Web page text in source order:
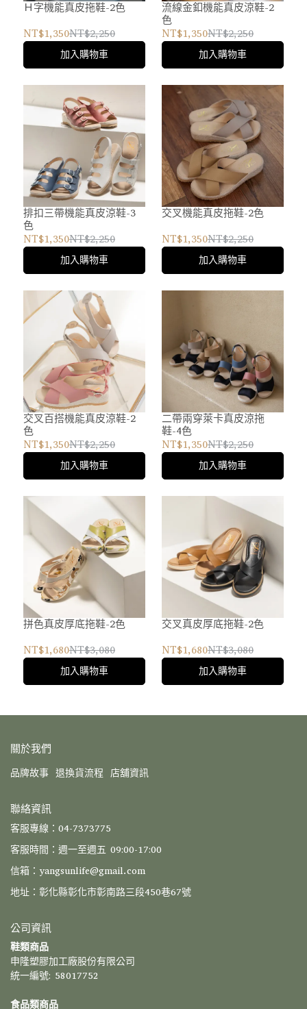
Ｈ字機能真皮拖鞋-2色
NT$1,350NT$2,250
加入購物車
流線金釦機能真皮涼鞋-2
色
NT$1,350NT$2,250
加入購物車
排扣三帶機能真皮涼鞋-3
色
NT$1,350NT$2,250
加入購物車
交叉機能真皮拖鞋-2色
NT$1,350NT$2,250
加入購物車
交叉百搭機能真皮涼鞋-2
色
NT$1,350NT$2,250
加入購物車
二帶兩穿萊卡真皮涼拖
鞋-4色
NT$1,350NT$2,250
加入購物車
拼色真皮厚底拖鞋-2色
NT$1,680NT$3,080
加入購物車
交叉真皮厚底拖鞋-2色
NT$1,680NT$3,080
加入購物車
關於我們
品牌故事 退換貨流程 店舖資訊
聯絡資訊
客服專線：04-7373775
客服時間：週一至週五 09:00-17:00
信箱：yangsunlife@gmail.com
地址：彰化縣彰化市彰南路三段450巷67號
公司資訊
鞋類商品
申隆塑膠加工廠股份有限公司
統一編號: 58017752
食品類商品